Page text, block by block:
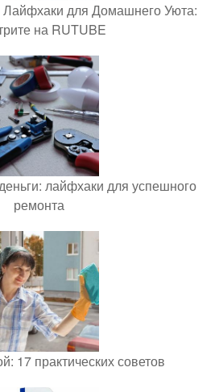
для Домашнего Уюта:
на RUTUBE
лайфхаки для успешного
ремонта
17 практических советов